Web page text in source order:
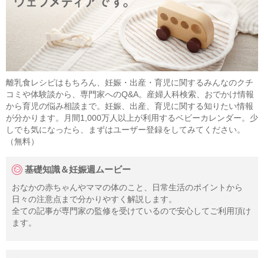
離乳食レシピはもちろん、妊娠・出産・育児に関するみんなのクチ
コミや体験談から、専門家へのQ&A。産婦人科検索、おでかけ情報
から育児の悩み相談まで。妊娠、出産、育児に関する知りたい情報
が分かります。月間1,000万人以上が利用するベビーカレンダー。少
しでも気になったら、まずはユーザー登録をしてみてください。
（無料）
基礎知識＆妊娠週ムービー
おなかの赤ちゃんやママの体のこと、日常生活のポイントから
日々の注意点まで分かりやすく解説します。
全ての記事が専門家の監修を受けているので安心してご利用頂け
ます。